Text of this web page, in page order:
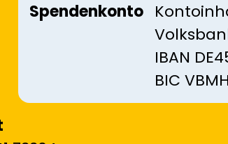
Spendenkonto
IBAN
BIC